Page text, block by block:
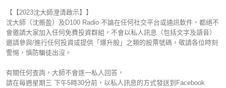
【【2023沈大師澄清啟示】】
沈大師（沈振盈）及D100 Radio 不論在任何社交平台或通訊軟件，都絕不
會邀請大家加入任何免費投資群組，不會以私人訊息（包括文字及語音）
邀請參與/進行任何投資或提供「爆升股」之類的股票號碼，敬請各位時刻
警惕，慎防騙徒出沒。
有關任何查詢，大師不會逐一私人回答，
請在每週星期三 下午5時30分前，以私人訊息的方式發送到Facebook